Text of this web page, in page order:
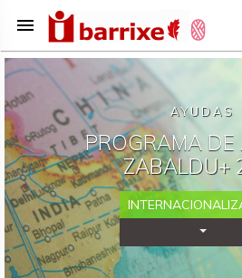
menu
AYUDAS
PROGRAMA DE
ZABALDU+